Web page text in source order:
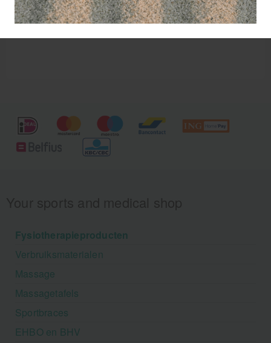
Fysiotherapieproducten
Verbruiksmaterialen
Massage
Massagetafels
Sportbraces
EHBO en BHV